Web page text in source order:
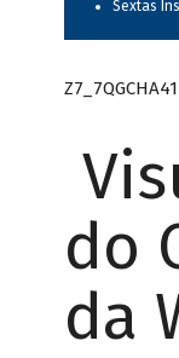
Sextas
do
da